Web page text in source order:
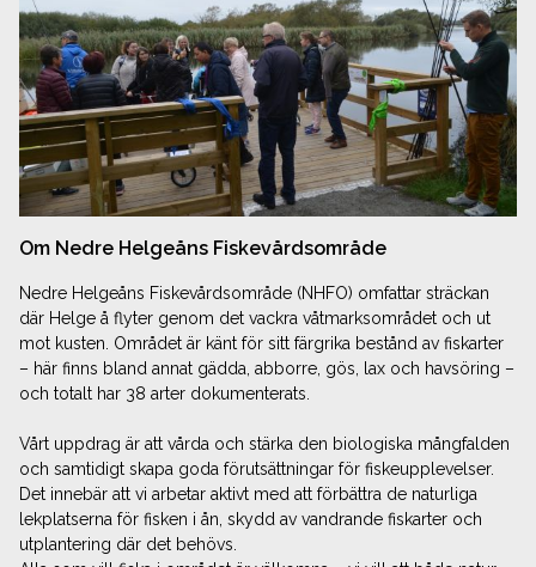
Om Nedre Helgeåns Fiskevårdsområde
Nedre Helgeåns Fiskevårdsområde (NHFO) omfattar sträckan
där Helge å flyter genom det vackra våtmarks­området och ut
mot kusten. Området är känt för sitt färgrika bestånd av fiskarter
– här finns bland annat gädda, abborre, gös, lax och havsöring –
och totalt har 38 arter dokumenterats.
Vårt uppdrag är att vårda och stärka den biologiska mångfalden
och samtidigt skapa goda förutsättningar för fiskeupplevelser.
Det innebär att vi arbetar aktivt med att förbättra de naturliga
lekplatserna för fisken i ån, skydd av vandrande fiskarter och
utplantering där det behövs.